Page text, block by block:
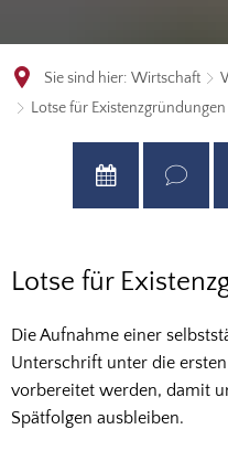
Sie sind hier: Wirtschaft
Lotse für Existenzgründungen
Lotse
für
Lotse für
Die Aufnahme einer
Unterschrift unter die
vorbereitet werden, damit
Spätfolgen ausbleiben.